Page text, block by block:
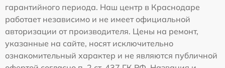
гарантийного периода. Наш центр в Краснодаре
работает независимо и не имеет официальной
авторизации от производителя. Цены на ремонт,
указанные на сайте, носят исключительно
ознакомительный характер и не являются публичной